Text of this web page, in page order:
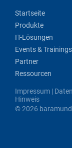
Startseite
Produkte
IT-Lösungen
Events & Trainings
Partner
Ressourcen
Impressum |
Hinweis
© 2026